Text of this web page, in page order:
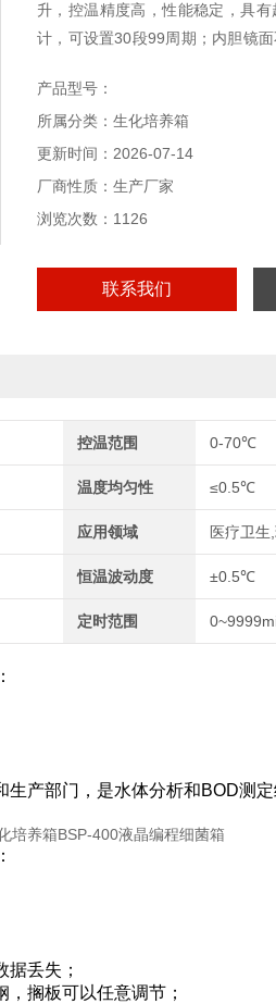
升，控温精度高，性能稳定，具
计，可设置30段99周期；内胆镜
调节控制，便于观察和操作；具
机而造成数据丢失。
产品型号：
所属分类：生化培养箱
更新时间：2026-07-14
厂商性质：生产厂家
浏览次数：1126
联系我们
控温范围 0-70℃
温度均匀性 ≤0.5℃
应用领域 医疗卫
恒温波动度 ±0.5℃
定时范围
产部门，是水体分析和BOD测
丢失；
搁板可以任意调节；